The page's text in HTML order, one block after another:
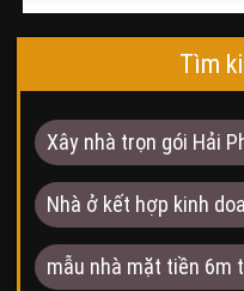
Tìm
Xây nhà trọn gói Hải
Nhà ở kết hợp kinh
mẫu nhà mặt tiền 6m